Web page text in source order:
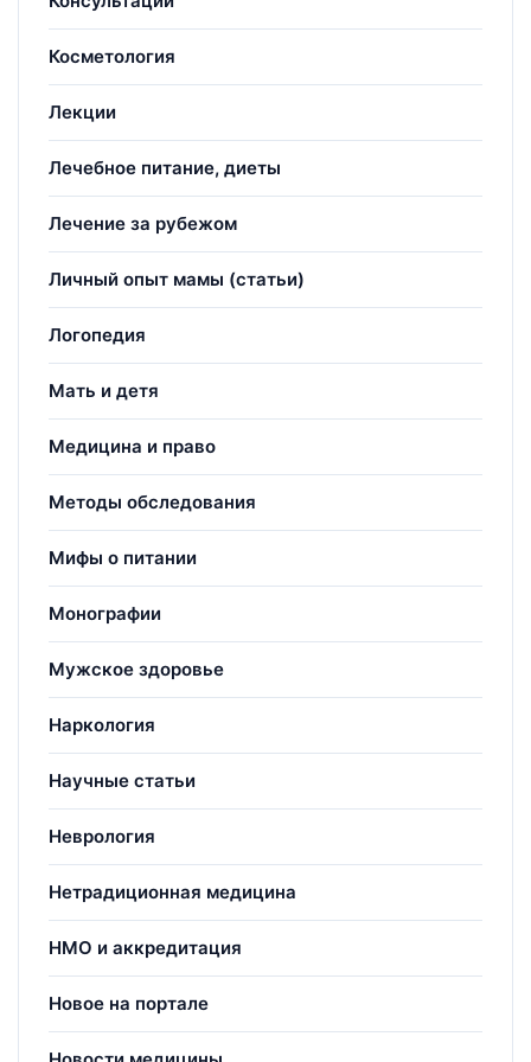
Косметология
Лекции
Лечебное питание, диеты
Лечение за рубежом
Личный опыт мамы (статьи)
Логопедия
Мать и детя
Медицина и право
Методы обследования
Мифы о питании
Монографии
Мужское здоровье
Наркология
Научные статьи
Неврология
Нетрадиционная медицина
НМО и аккредитация
Новое на портале